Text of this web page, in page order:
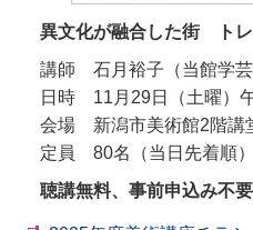
異文化が融合した街 ト
講師 石月裕子（当館学芸
日時 11月29日（土曜）
会場 新潟市美術館2階講
定員 80名（当日先着順）
聴講無料、事前申込み不要